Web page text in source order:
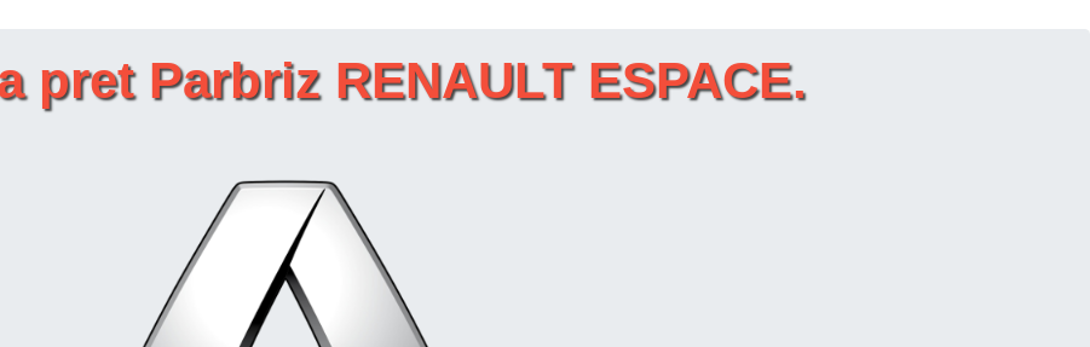
pret Parbriz RENAULT ESPACE.